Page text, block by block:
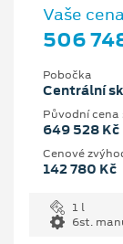
Vaše
506
Pobočka
Centrální
Původní cena
649 528 Kč
Cenové
142 780 Kč
1 l
6st.